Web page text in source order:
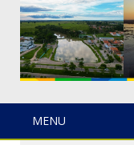
MENU